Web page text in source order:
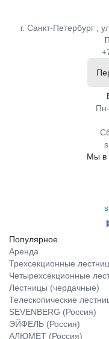
г. Санкт-Петербург ,
Мы в
Популярное
Аренда
Трехсекционные
Четырехсекционные
Лестницы (чердачные)
Телескопические
SEVENBERG (Россия)
ЭЙФЕЛЬ (Россия)
АЛЮМЕТ (Россия)